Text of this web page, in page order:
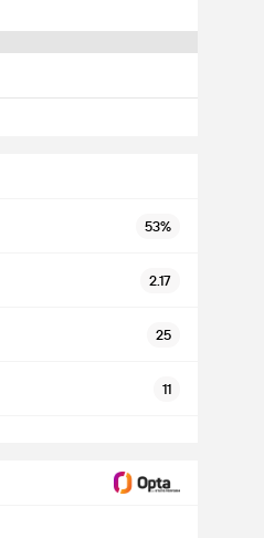
53%
2.17
25
11